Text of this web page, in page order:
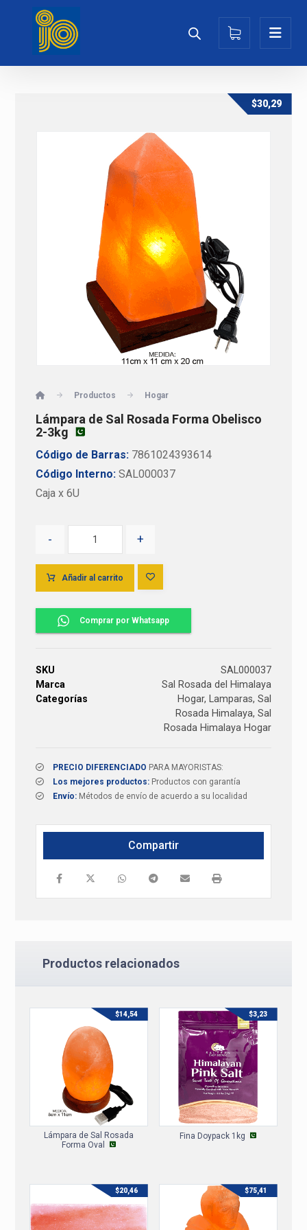
Productos Hogar
Lámpara de Sal Rosada Forma Obelisco
2-3kg
$30,29
Código de Barras: 7861024393614
Código Interno: SAL000037
Caja x 6U
- +
Añadir al carrito
Comprar por Whatsapp
SKU
SAL000037
Marca
Sal Rosada del Himalaya
Categorías
Hogar, Lamparas, Sal
Rosada Himalaya, Sal
Rosada Himalaya Hogar
PRECIO DIFERENCIADO PARA MAYORISTAS:
Los mejores productos: Productos con garantía
Envío: Métodos de envío de acuerdo a su localidad
Productos relacionados
Lámpara de Sal Rosada
Forma Oval
$14,54
Fina Doypack 1kg
$3,23
$20,46 $75,41